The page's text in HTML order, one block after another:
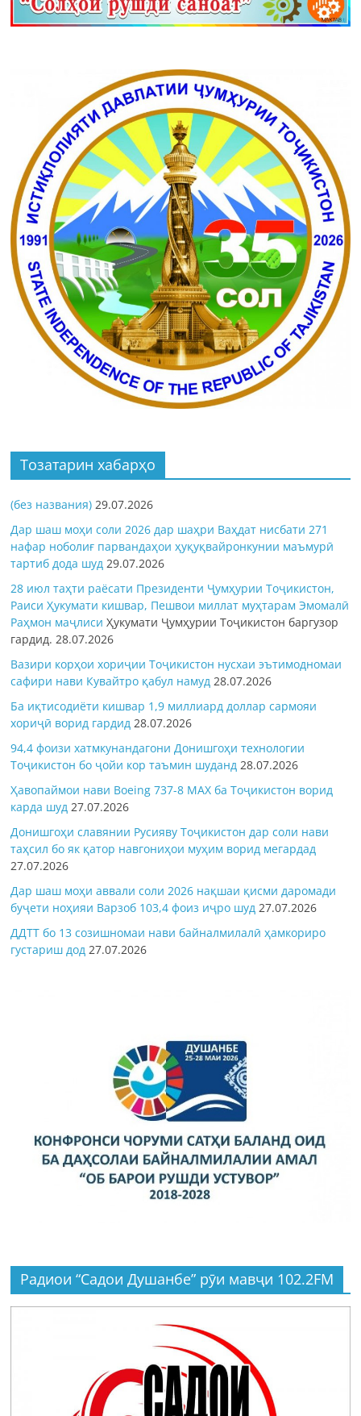
Тозатарин хабарҳо
(без названия) 29.07.2026
Дар шаш моҳи соли 2026 дар шаҳри Ваҳдат нисбати 271
нафар ноболиғ парвандаҳои ҳуқуқвайронкунии маъмурӣ
тартиб дода шуд 29.07.2026
28 июл таҳти раёсати Президенти Ҷумҳурии Тоҷикистон,
Раиси Ҳукумати кишвар, Пешвои миллат муҳтарам Эмомалӣ
Раҳмон маҷлисиҲукумати Ҷумҳурии Тоҷикистон баргузор
гардид.28.07.2026
Вазири корҳои хориҷии Тоҷикистон нусхаи эътимодномаи
сафири нави Кувайтро қабул намуд 28.07.2026
Ба иқтисодиёти кишвар 1,9 миллиард доллар сармояи
хориҷӣ ворид гардид 28.07.2026
94,4 фоизи хатмкунандагони Донишгоҳи технологии
Тоҷикистон бо ҷойи кор таъмин шуданд 28.07.2026
Ҳавопаймои нави Boeing 737-8 MAX ба Тоҷикистон ворид
карда шуд 27.07.2026
Донишгоҳи славянии Русияву Тоҷикистон дар соли нави
таҳсил бо як қатор навгониҳои муҳим ворид мегардад
27.07.2026
Дар шаш моҳи аввали соли 2026 нақшаи қисми даромади
буҷети ноҳияи Варзоб 103,4 фоиз иҷро шуд 27.07.2026
ДДТТ бо 13 созишномаи нави байналмилалӣ ҳамкориро
густариш дод 27.07.2026
Радиои “Садои Душанбе” рӯи мавҷи 102.2FM